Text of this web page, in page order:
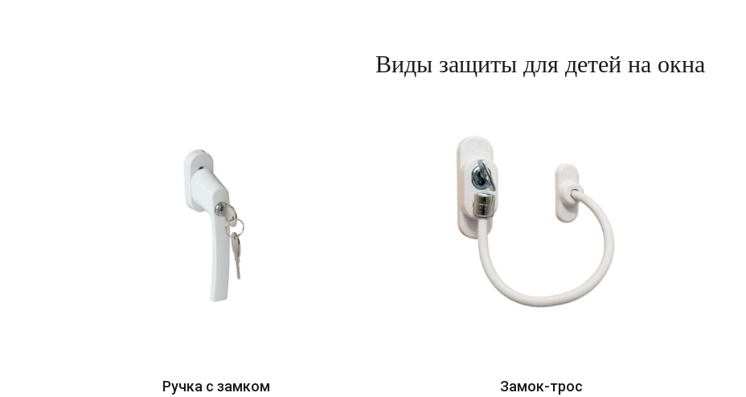
Виды защиты для детей на окна
Замок-трос
Ручка с замком